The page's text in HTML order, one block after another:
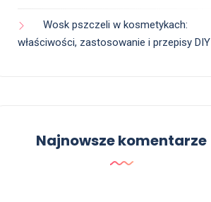
Wosk pszczeli w kosmetykach:
właściwości, zastosowanie i przepisy DIY
Najnowsze komentarze